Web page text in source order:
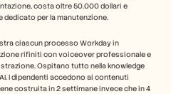
costa oltre 50.000 dollari e
dedicato per la manutenzione.
ciascun processo Workday in
rifiniti con voiceover professionale e
Ospitano tutto nella knowledge
I dipendenti accedono ai contenuti
costruita in 2 settimane invece che in 4